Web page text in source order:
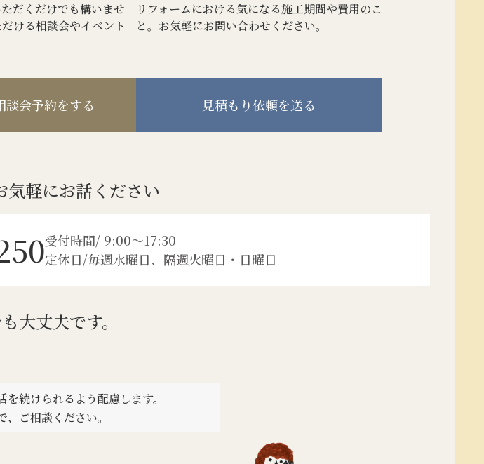
だくだけでも構いませ
ける相談会やイベント
談会予約をする
リフォームにおける気になる施工期間や費用のこ
と。お気軽にお問い合わせください。
見積もり依頼を送る
気軽にお話ください
受付時間/ 9:00～17:30
定休日/毎週水曜日、隔週火曜日・日曜日
大丈夫です。
続けられるよう配慮します。
ご相談ください。